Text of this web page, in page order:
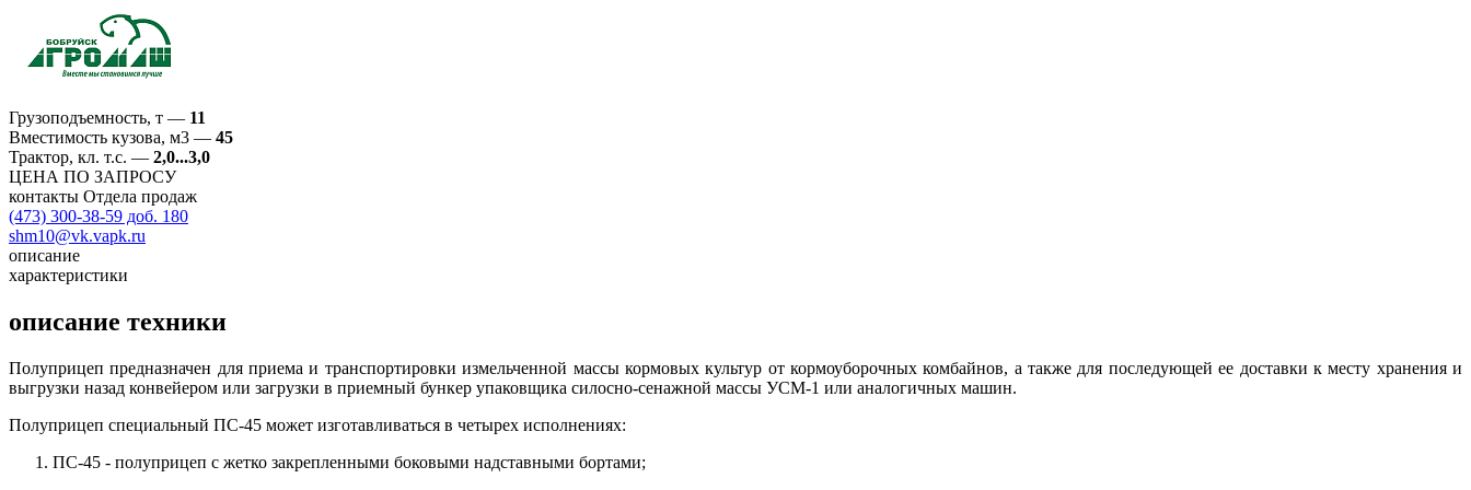
Грузоподъемность, т — 11
Вместимость кузова, м3 — 45
Трактор, кл. т.с. — 2,0...3,0
ЦЕНА ПО ЗАПРОСУ
контакты Отдела продаж
(473) 300-38-59 доб. 180
shm10@vk.vapk.ru
описание
характеристики
описание техники
Полуприцеп предназначен для приема и транспортировки измельченной массы кормовых культур от кормоуборочных комбайнов, а также для последующей ее доставки к месту хранения и
выгрузки назад конвейером или загрузки в приемный бункер упаковщика силосно-сенажной массы УСМ-1 или аналогичных машин.
Полуприцеп специальный ПС-45 может изготавливаться в четырех исполнениях:
ПС-45 - полуприцеп с жетко закрепленными боковыми надставными бортами;